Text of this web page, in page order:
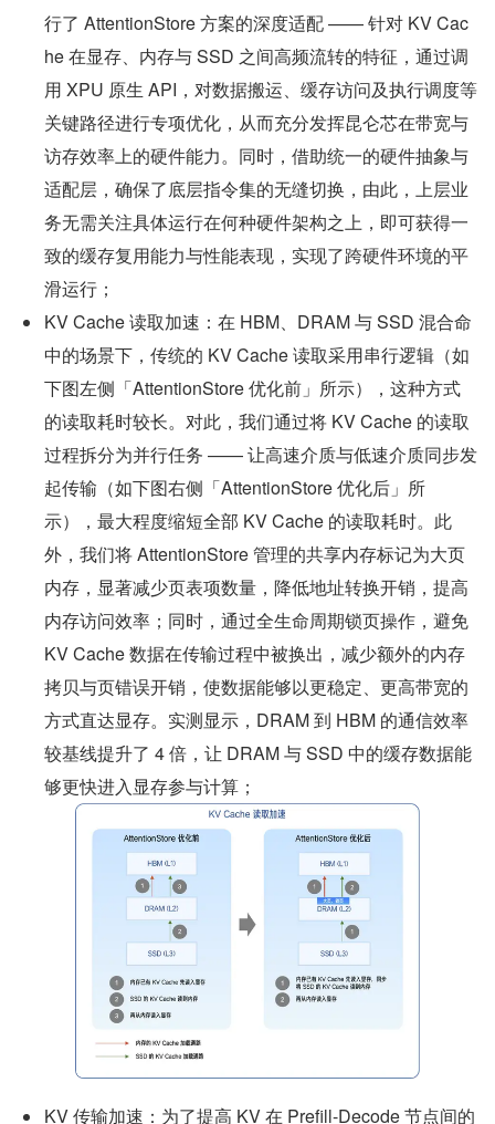
行了 AttentionStore 方案的深度适配 —— 针对 KV Cac
he 在显存、内存与 SSD 之间高频流转的特征，通过调
用 XPU 原生 API，对数据搬运、缓存访问及执行调度等
关键路径进行专项优化，从而充分发挥昆仑芯在带宽与
访存效率上的硬件能力。同时，借助统一的硬件抽象与
适配层，确保了底层指令集的无缝切换，由此，上层业
务无需关注具体运行在何种硬件架构之上，即可获得一
致的缓存复用能力与性能表现，实现了跨硬件环境的平
滑运行；
KV Cache 读取加速：在 HBM、DRAM 与 SSD 混合命
中的场景下，传统的 KV Cache 读取采用串行逻辑（如
下图左侧「AttentionStore 优化前」所示），这种方式
的读取耗时较长。对此，我们通过将 KV Cache 的读取
过程拆分为并行任务 —— 让高速介质与低速介质同步发
起传输（如下图右侧「AttentionStore 优化后」所
示），最大程度缩短全部 KV Cache 的读取耗时。此
外，我们将 AttentionStore 管理的共享内存标记为大页
内存，显著减少页表项数量，降低地址转换开销，提高
内存访问效率；同时，通过全生命周期锁页操作，避免
KV Cache 数据在传输过程中被换出，减少额外的内存
拷贝与页错误开销，使数据能够以更稳定、更高带宽的
方式直达显存。实测显示，DRAM 到 HBM 的通信效率
较基线提升了 4 倍，让 DRAM 与 SSD 中的缓存数据能
够更快进入显存参与计算；​
KV 传输加速：为了提高 KV 在 Prefill-Decode 节点间的